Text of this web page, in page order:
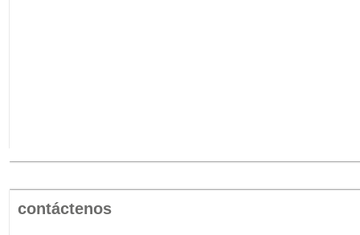
contáctenos